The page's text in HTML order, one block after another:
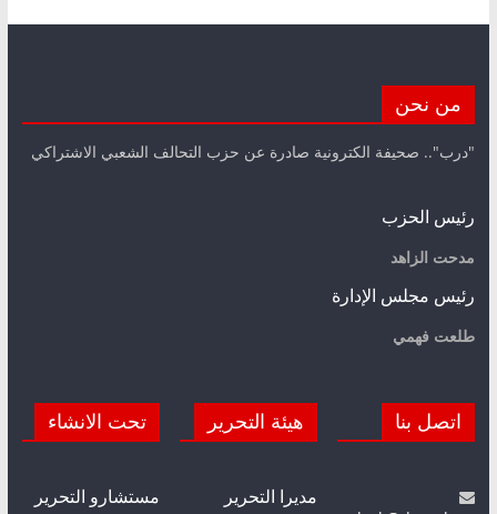
من نحن
"درب".. صحيفة الكترونية صادرة عن حزب التحالف الشعبي الاشتراكي
رئيس الحزب
مدحت الزاهد
رئيس مجلس الإدارة
طلعت فهمي
اتصل بنا هيئة التحرير
مديرا التحرير
تحت الانشاء
مستشارو التحرير